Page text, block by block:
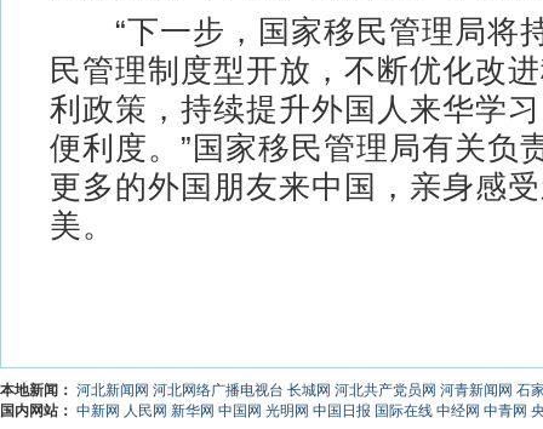
“下一步，国家移民管理局将
民管理制度型开放，不断优化改
利政策，持续提升外国人来华学
便利度。”国家移民管理局有关负
更多的外国朋友来中国，亲身感
美。
本地新闻： 河北新闻网 河北网络广播电视台 长城网 河北共产党员网 河青新闻网 石
国内网站： 中新网 人民网 新华网 中国网 光明网 中国日报 国际在线 中经网 中青网